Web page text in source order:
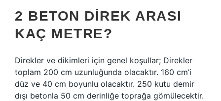
2 BETON DIREK ARASI
KAÇ METRE?
Direkler ve dikimleri için genel koşullar; Direkler
toplam 200 cm uzunluğunda olacaktır. 160 cm’i
düz ve 40 cm boyunlu olacaktır. 250 kutu demir
dışı betonla 50 cm derinliğe toprağa gömülecektir.